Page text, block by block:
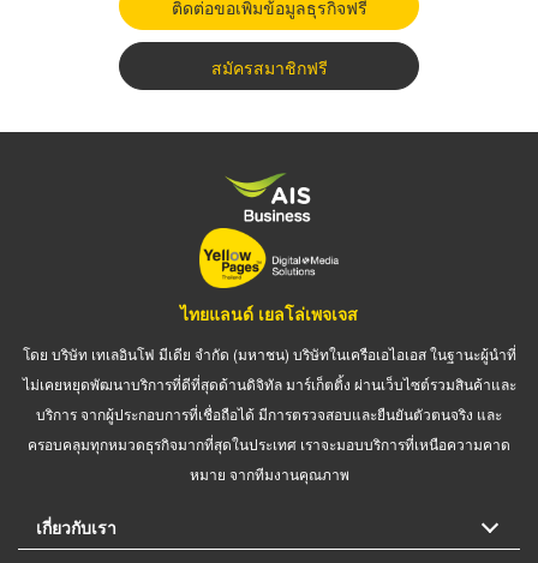
ติดต่อขอเพิ่มข้อมูลธุรกิจฟรี
สมัครสมาชิกฟรี
ไทยแลนด์ เยลโล่เพจเจส
โดย บริษัท เทเลอินโฟ มีเดีย จำกัด (มหาชน) บริษัทในเครือเอไอเอส ในฐานะผู้นำที่
ไม่เคยหยุดพัฒนาบริการที่ดีที่สุดด้านดิจิทัล มาร์เก็ตติ้ง ผ่านเว็บไซต์รวมสินค้าและ
บริการ จากผู้ประกอบการที่เชื่อถือได้ มีการตรวจสอบและยืนยันตัวตนจริง และ
ครอบคลุมทุกหมวดธุรกิจมากที่สุดในประเทศ เราจะมอบบริการที่เหนือความคาด
หมาย จากทีมงานคุณภาพ
เกี่ยวกับเรา